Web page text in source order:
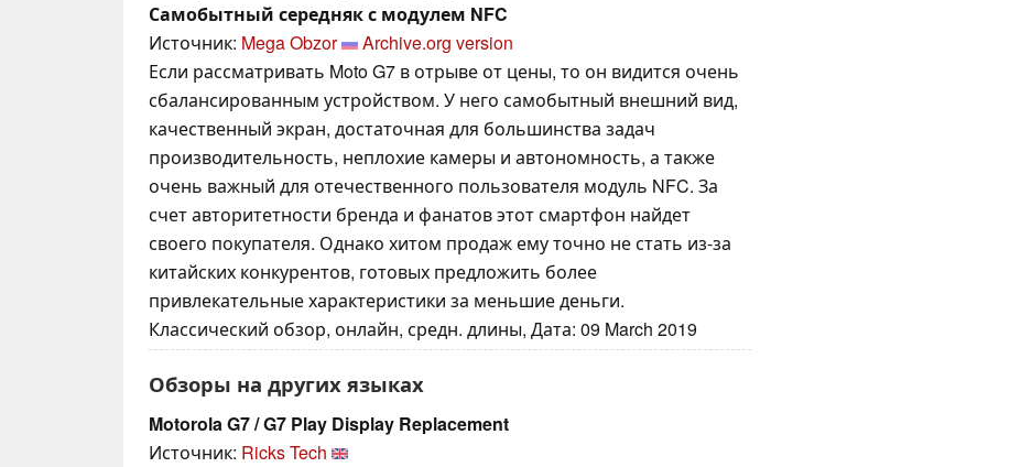
Самобытный середняк с модулем NFC
Источник: Mega Obzor
Archive.org version
Если рассматривать Moto G7 в отрыве от цены, то он видится очень
сбалансированным устройством. У него самобытный внешний вид,
качественный экран, достаточная для большинства задач
производительность, неплохие камеры и автономность, а также
очень важный для отечественного пользователя модуль NFC. За
счет авторитетности бренда и фанатов этот смартфон найдет
своего покупателя. Однако хитом продаж ему точно не стать из-за
китайских конкурентов, готовых предложить более
привлекательные характеристики за меньшие деньги.
Классический обзор, онлайн, средн. длины, Дата: 09 March 2019
Обзоры на других языках
Motorola G7 / G7 Play Display Replacement
Источник: Ricks Tech